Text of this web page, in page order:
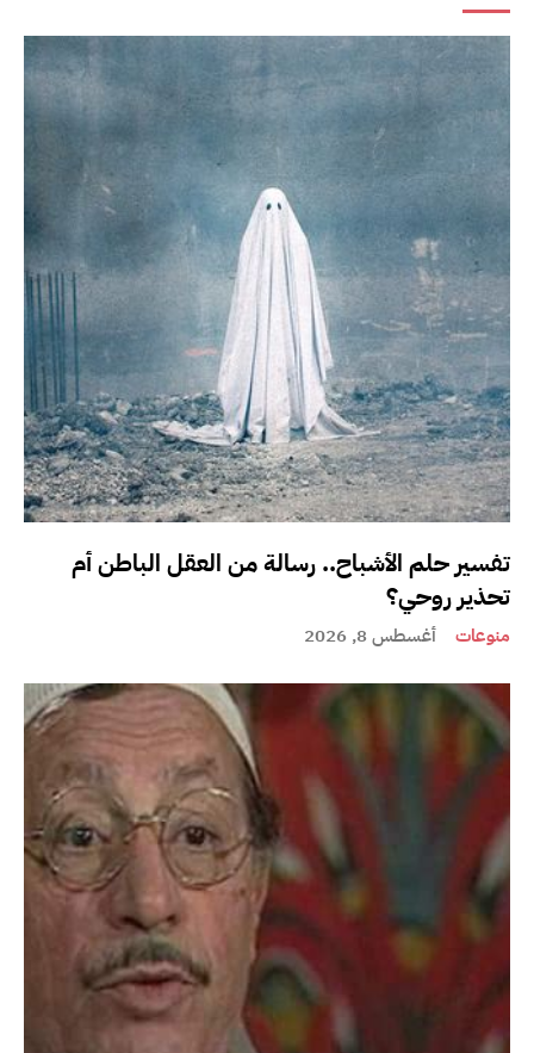
تفسير حلم الأشباح.. رسالة من العقل الباطن أم
تحذير روحي؟
منوعات أغسطس 8, 2026